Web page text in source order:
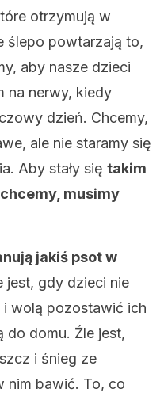
otrzymują w
ślepo powtarzają to,
aby nasze dzieci
na nerwy, kiedy
dzień. Chcemy,
ale nie staramy się
Aby stały się takim
musimy
jakiś psot w
jest, gdy dzieci nie
wolą pozostawić ich
do domu. Źle jest,
i śnieg ze
nim bawić. To, co